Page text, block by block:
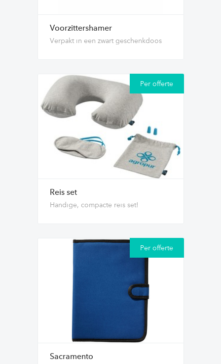
Voorzittershamer
Verpakt in een zwart geschenkdoos
Per offerte
Reis set
Handige, compacte reis set!
Per offerte
Sacramento